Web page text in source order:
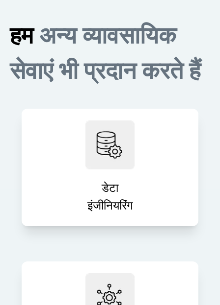
हमअन्य व्यावसायिक
सेवाएं भी प्रदान करते हैं
डेटा
इंजीनियरिंग
सटीक, वास्तविक समय की जानकारी और
विश्लेषण के लिए मज़बूत डेटा पाइपलाइन बनाएँ।
जो निर्णय लेने में मदद करती हैं।
पूरी तरह से प्रबंधित आईटी समर्थन और